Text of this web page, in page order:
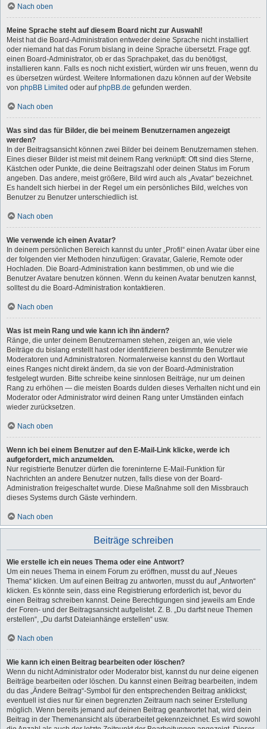
Nach oben
Meine Sprache steht auf diesem Board nicht zur Auswahl!
Meist hat die Board-Administration entweder deine Sprache nicht installiert
oder niemand hat das Forum bislang in deine Sprache übersetzt. Frage ggf.
einen Board-Administrator, ob er das Sprachpaket, das du benötigst,
installieren kann. Falls es noch nicht existiert, würden wir uns freuen, wenn du
es übersetzen würdest. Weitere Informationen dazu können auf der Website
von phpBB Limited oder aufphpBB.de gefunden werden.
Nach oben
Was sind das für Bilder, die bei meinem Benutzernamen angezeigt
werden?
In der Beitragsansicht können zwei Bilder bei deinem Benutzernamen stehen.
Eines dieser Bilder ist meist mit deinem Rang verknüpft: Oft sind dies Sterne,
Kästchen oder Punkte, die deine Beitragszahl oder deinen Status im Forum
angeben. Das andere, meist größere, Bild wird auch als „Avatar“ bezeichnet.
Es handelt sich hierbei in der Regel um ein persönliches Bild, welches von
Benutzer zu Benutzer unterschiedlich ist.
Nach oben
Wie verwende ich einen Avatar?
In deinem persönlichen Bereich kannst du unter „Profil“ einen Avatar über eine
der folgenden vier Methoden hinzufügen: Gravatar, Galerie, Remote oder
Hochladen. Die Board-Administration kann bestimmen, ob und wie die
Benutzer Avatare benutzen können. Wenn du keinen Avatar benutzen kannst,
solltest du die Board-Administration kontaktieren.
Nach oben
Was ist mein Rang und wie kann ich ihn ändern?
Ränge, die unter deinem Benutzernamen stehen, zeigen an, wie viele
Beiträge du bislang erstellt hast oder identifizieren bestimmte Benutzer wie
Moderatoren und Administratoren. Normalerweise kannst du den Wortlaut
eines Ranges nicht direkt ändern, da sie von der Board-Administration
festgelegt wurden. Bitte schreibe keine sinnlosen Beiträge, nur um deinen
Rang zu erhöhen — die meisten Boards dulden dieses Verhalten nicht und ein
Moderator oder Administrator wird deinen Rang unter Umständen einfach
wieder zurücksetzen.
Nach oben
Wenn ich bei einem Benutzer auf den E-Mail-Link klicke, werde ich
aufgefordert, mich anzumelden.
Nur registrierte Benutzer dürfen die foreninterne E-Mail-Funktion für
Nachrichten an andere Benutzer nutzen, falls diese von der Board-
Administration freigeschaltet wurde. Diese Maßnahme soll den Missbrauch
dieses Systems durch Gäste verhindern.
Nach oben
Beiträge schreiben
Wie erstelle ich ein neues Thema oder eine Antwort?
Um ein neues Thema in einem Forum zu eröffnen, musst du auf „Neues
Thema“ klicken. Um auf einen Beitrag zu antworten, musst du auf „Antworten“
klicken. Es könnte sein, dass eine Registrierung erforderlich ist, bevor du
einen Beitrag schreiben kannst. Deine Berechtigungen sind jeweils am Ende
der Foren- und der Beitragsansicht aufgelistet. Z. B. „Du darfst neue Themen
erstellen“, „Du darfst Dateianhänge erstellen“ usw.
Nach oben
Wie kann ich einen Beitrag bearbeiten oder löschen?
Wenn du nicht Administrator oder Moderator bist, kannst du nur deine eigenen
Beiträge bearbeiten oder löschen. Du kannst einen Beitrag bearbeiten, indem
du das „Ändere Beitrag“-Symbol für den entsprechenden Beitrag anklickst;
eventuell ist dies nur für einen begrenzten Zeitraum nach seiner Erstellung
möglich. Wenn bereits jemand auf deinen Beitrag geantwortet hat, wird dein
Beitrag in der Themenansicht als überarbeitet gekennzeichnet. Es wird sowohl